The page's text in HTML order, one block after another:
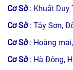
Cơ Sở : Khuất Duy
Cơ Sở : Tây Sơn,
Cơ Sở: Hoàng
Cơ Sở : Hà Đông,